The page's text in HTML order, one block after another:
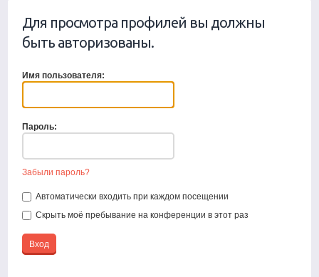
Для просмотра профилей вы должны
быть авторизованы.
Имя пользователя:
Пароль:
Забыли пароль?
Автоматически входить при каждом посещении
Скрыть моё пребывание на конференции в этот раз